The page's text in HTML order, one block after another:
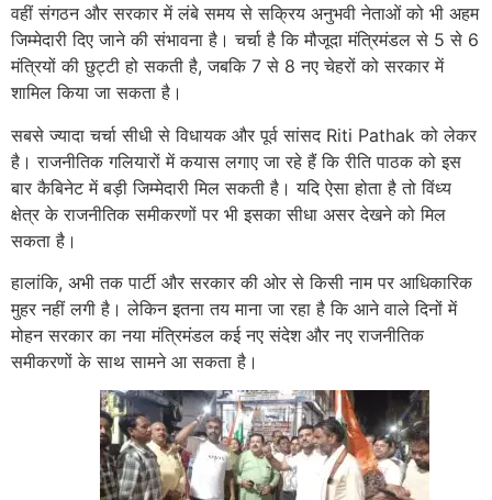
वहीं संगठन और सरकार में लंबे समय से सक्रिय अनुभवी नेताओं को भी अहम
जिम्मेदारी दिए जाने की संभावना है। चर्चा है कि मौजूदा मंत्रिमंडल से 5 से 6
मंत्रियों की छुट्टी हो सकती है, जबकि 7 से 8 नए चेहरों को सरकार में
शामिल किया जा सकता है।
सबसे ज्यादा चर्चा सीधी से विधायक और पूर्व सांसद Riti Pathak को लेकर
है। राजनीतिक गलियारों में कयास लगाए जा रहे हैं कि रीति पाठक को इस
बार कैबिनेट में बड़ी जिम्मेदारी मिल सकती है। यदि ऐसा होता है तो विंध्य
क्षेत्र के राजनीतिक समीकरणों पर भी इसका सीधा असर देखने को मिल
सकता है।
हालांकि, अभी तक पार्टी और सरकार की ओर से किसी नाम पर आधिकारिक
मुहर नहीं लगी है। लेकिन इतना तय माना जा रहा है कि आने वाले दिनों में
मोहन सरकार का नया मंत्रिमंडल कई नए संदेश और नए राजनीतिक
समीकरणों के साथ सामने आ सकता है।